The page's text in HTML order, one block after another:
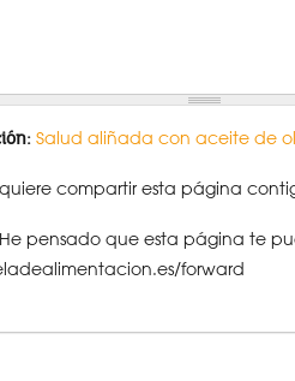
Salud aliñada con aceite de
compartir esta página
pensado que esta página te
forward